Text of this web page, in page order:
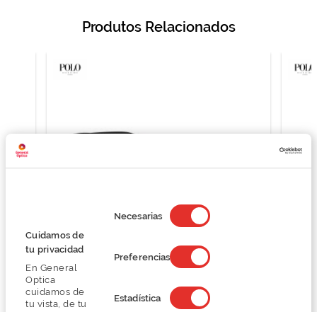
Cuidamos de
tu privacidad
En General
Optica
cuidamos de
tu vista, de tu
de
consentimiento
Necesarias
Preferencias
Estadística
Produtos Relacionados
Polo Ralph Lauren 0PH2291U
105,37 €
140,50 €